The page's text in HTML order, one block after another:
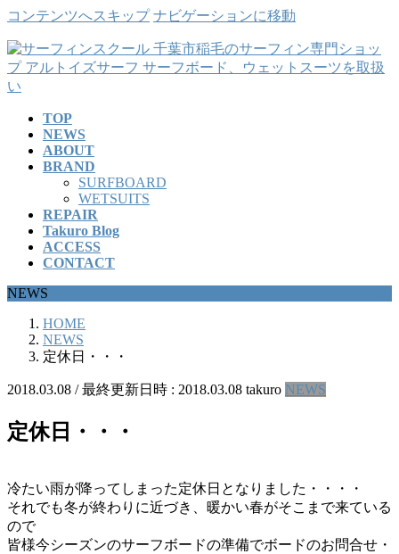
コンテンツへスキップ ナビゲーションに移動
TOP
NEWS
ABOUT
BRAND
SURFBOARD
WETSUITS
REPAIR
Takuro Blog
ACCESS
CONTACT
NEWS
HOME
NEWS
定休日・・・
2018.03.08 / 最終更新日時 : 2018.03.08 takuro NEWS
定休日・・・
冷たい雨が降ってしまった定休日となりました・・・・
それでも冬が終わりに近づき、暖かい春がそこまで来ている
ので
皆様今シーズンのサーフボードの準備でボードのお問合せ・